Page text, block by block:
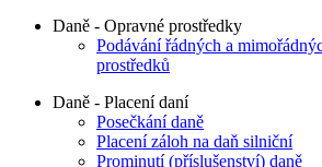
Daně - Opravné prostředky
Podávání řádných a
prostředků
Daně - Placení daní
Posečkání daně
Placení záloh na daň silniční
Prominutí (příslušenství) daně